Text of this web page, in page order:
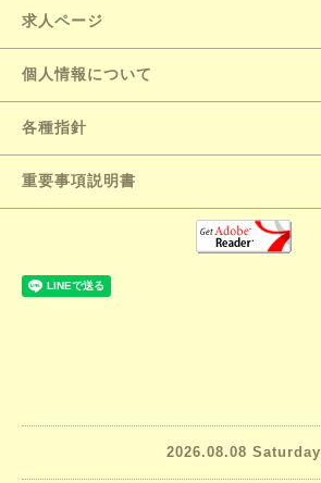
求人ページ
個人情報について
各種指針
重要事項説明書
2026.08.08 Saturday